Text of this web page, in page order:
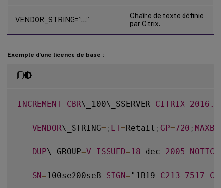
VENDOR_STRING=”…”
Chaîne de texte définie
par Citrix.
Exemple d’une licence de base :
INCREMENT CBR\_100\_SSERVER CITRIX
VENDOR\_STRING= ; LT=Retail ; GP=720 ; MAXBW
DUP\_GROUP=V ISSUED=18 - dec - 2005 NOTICE
SN=100se200seB SIGN="1B19 C213 7517